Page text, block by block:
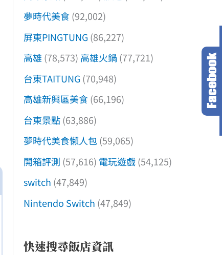
夢時代美食 (92,002)
屏東PINGTUNG (86,227)
高雄 (78,573) 高雄火鍋 (77,721)
台東TAITUNG (70,948)
高雄新興區美食 (66,196)
台東景點(63,886)
夢時代美食懶人包(59,065)
開箱評測 (57,616) 電玩遊戲(54,125)
switch (47,849)
Nintendo Switch (47,849)
快速搜尋飯店資訊